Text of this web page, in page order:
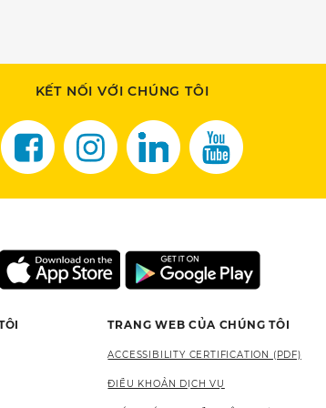
KẾT NỐI VỚI CHÚNG TÔI
TRANG WEB CỦA CHÚNG TÔI
ACCESSIBILITY CERTIFICATION (PDF)
ĐIỀU KHOẢN DỊCH VỤ